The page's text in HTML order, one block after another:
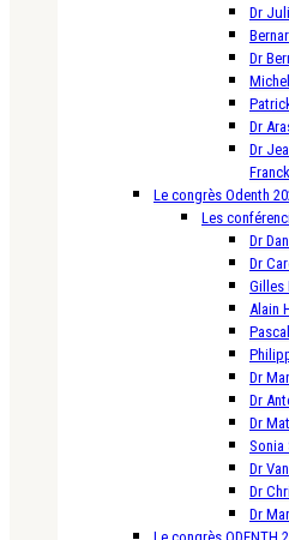
Dr
Dr
Dr
Dr
Le congrès Odenth
Les
Dr
Dr
Gilles
Alain
Dr
Dr
Dr
Sonia
Dr
Dr
Dr